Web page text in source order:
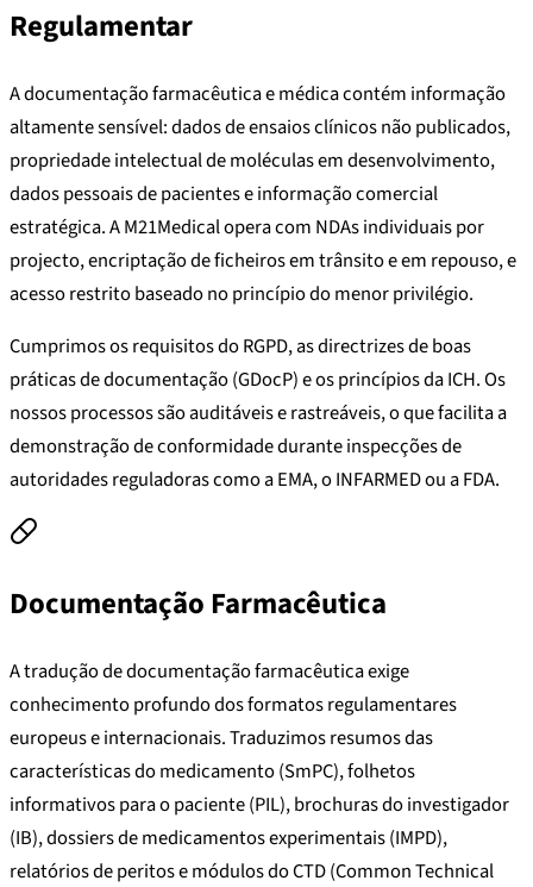
Regulamentar
A documentação farmacêutica e médica contém informação
altamente sensível: dados de ensaios clínicos não publicados,
propriedade intelectual de moléculas em desenvolvimento,
dados pessoais de pacientes e informação comercial
estratégica. A M21Medical opera com NDAs individuais por
projecto, encriptação de ficheiros em trânsito e em repouso, e
acesso restrito baseado no princípio do menor privilégio.
Cumprimos os requisitos do RGPD, as directrizes de boas
práticas de documentação (GDocP) e os princípios da ICH. Os
nossos processos são auditáveis e rastreáveis, o que facilita a
demonstração de conformidade durante inspecções de
autoridades reguladoras como a EMA, o INFARMED ou a FDA.
Documentação Farmacêutica
A tradução de documentação farmacêutica exige
conhecimento profundo dos formatos regulamentares
europeus e internacionais. Traduzimos resumos das
características do medicamento (SmPC), folhetos
informativos para o paciente (PIL), brochuras do investigador
(IB), dossiers de medicamentos experimentais (IMPD),
relatórios de peritos e módulos do CTD (Common Technical